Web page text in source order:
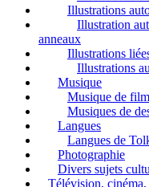
Illustrations
Illustration
anneaux
Illustrations
Illustrations
Musique
Musique de
Musiques de
Langues
Langues de
Photographie
Divers sujets
Télévision, cinéma,